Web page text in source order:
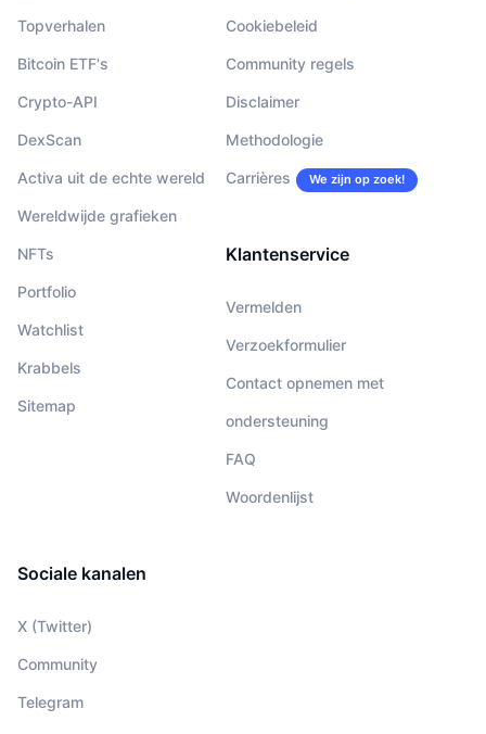
Topverhalen
Bitcoin ETF's
Crypto-API
DexScan
Activa uit de echte wereld
Wereldwijde grafieken
NFTs
Portfolio
Watchlist
Krabbels
Sitemap
Cookiebeleid
Community regels
Disclaimer
Methodologie
Carrières We zijn op zoek!
Klantenservice
Vermelden
Verzoekformulier
Contact opnemen met
ondersteuning
FAQ
Woordenlijst
Sociale kanalen
X (Twitter)
Community
Telegram